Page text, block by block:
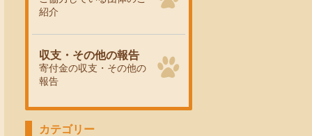
紹介
収支・その他の報告
寄付金の収支・その他の
報告
カテゴリー